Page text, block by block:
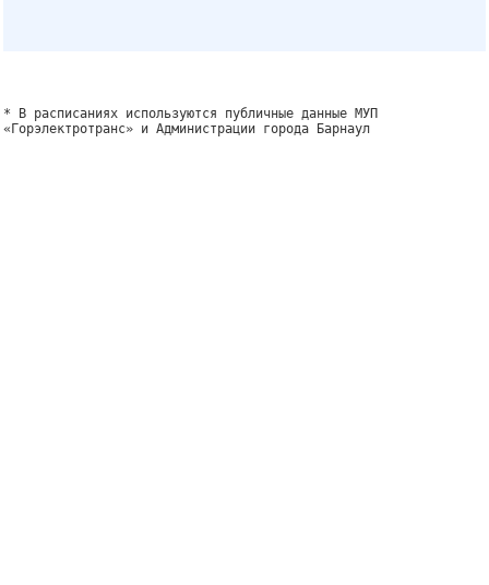
* В расписаниях используются публичные данные МУП
«Горэлектротранс» и Администрации города Барнаул